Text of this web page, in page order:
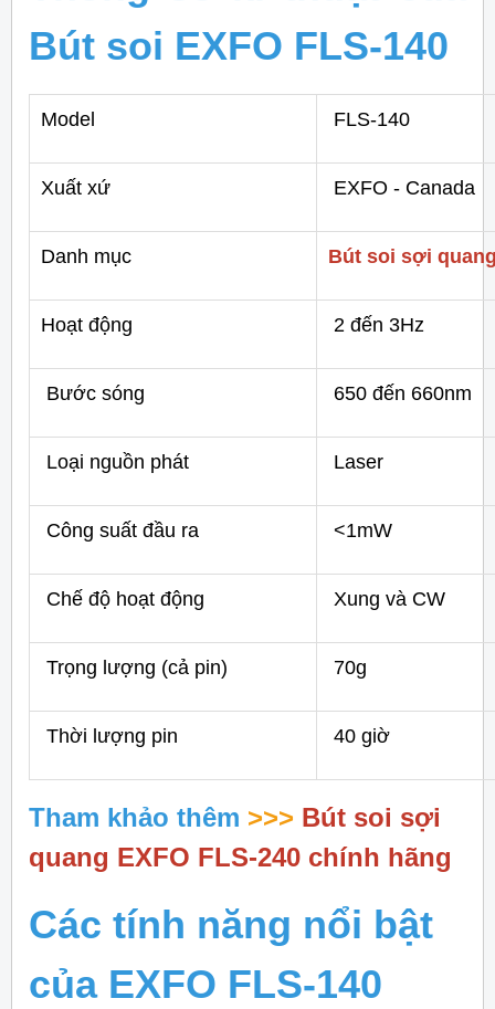
Bút soi EXFO FLS-140
Model FLS-140
Xuất xứ EXFO - Canada
Danh mục Bút soi sợi
Hoạt động 2 đến 3Hz
Bước sóng 650 đến 660nm
Loại nguồn phát Laser
Công suất đầu ra <1mW
Chế độ hoạt động Xung và CW
Trọng lượng (cả pin) 70g
Thời lượng pin 40 giờ
Tham khảo thêm >>> Bút soi sợi
quang EXFO FLS-240 chính hãng
Các tính năng nổi bật
của EXFO FLS-140